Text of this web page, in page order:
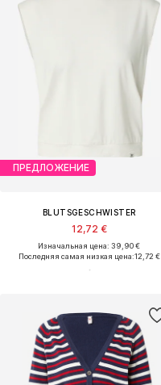
ПРЕДЛОЖЕНИЕ
BLUTSGESCHWISTER
12,72 €
Изначальная цена: 39,90 €
Последняя самая низкая цена:12,72 €